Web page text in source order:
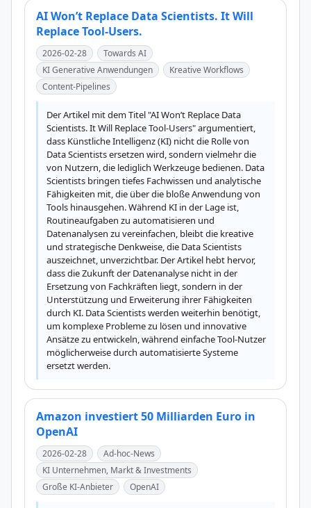
AI Won’t Replace Data Scientists. It Will
Replace Tool-Users.
2026-02-28
Towards AI
KI Generative Anwendungen
Kreative Workflows
Content-Pipelines
Der Artikel mit dem Titel "AI Won’t Replace Data
Scientists. It Will Replace Tool-Users" argumentiert,
dass Künstliche Intelligenz (KI) nicht die Rolle von
Data Scientists ersetzen wird, sondern vielmehr die
von Nutzern, die lediglich Werkzeuge bedienen. Data
Scientists bringen tiefes Fachwissen und analytische
Fähigkeiten mit, die über die bloße Anwendung von
Tools hinausgehen. Während KI in der Lage ist,
Routineaufgaben zu automatisieren und
Datenanalysen zu vereinfachen, bleibt die kreative
und strategische Denkweise, die Data Scientists
auszeichnet, unverzichtbar. Der Artikel hebt hervor,
dass die Zukunft der Datenanalyse nicht in der
Ersetzung von Fachkräften liegt, sondern in der
Unterstützung und Erweiterung ihrer Fähigkeiten
durch KI. Data Scientists werden weiterhin benötigt,
um komplexe Probleme zu lösen und innovative
Ansätze zu entwickeln, während einfache Tool-Nutzer
möglicherweise durch automatisierte Systeme
ersetzt werden.
Amazon investiert 50 Milliarden Euro in
OpenAI
2026-02-28
Ad-hoc-News
KI Unternehmen, Markt & Investments
Große KI-Anbieter
OpenAI